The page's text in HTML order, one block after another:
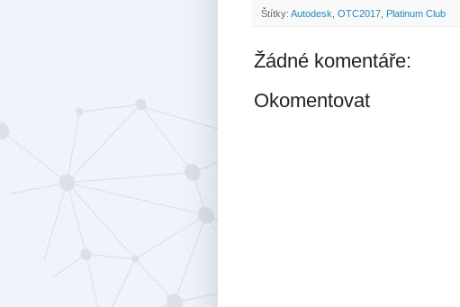
Štítky: Autodesk OTC2017 Platinum Club
Žádné komentáře:
Okomentovat